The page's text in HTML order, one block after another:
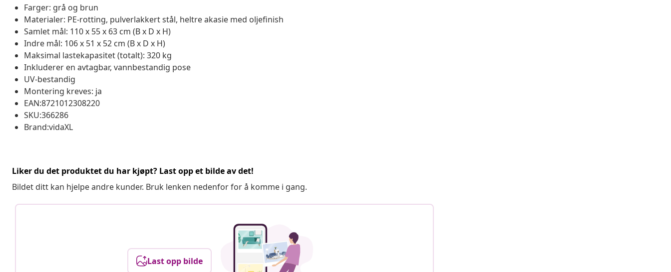
Farger: grå og brun
Materialer: PE-rotting, pulverlakkert stål, heltre akasie med oljefinish
Samlet mål: 110 x 55 x 63 cm (B x D x H)
Indre mål: 106 x 51 x 52 cm (B x D x H)
Maksimal lastekapasitet (totalt): 320 kg
Inkluderer en avtagbar, vannbestandig pose
UV-bestandig
Montering kreves: ja
EAN:8721012308220
SKU:366286
Brand:vidaXL
Liker du det produktet du har kjøpt? Last opp et bilde av det!
Bildet ditt kan hjelpe andre kunder. Bruk lenken nedenfor for å komme i gang.
Last opp bilde